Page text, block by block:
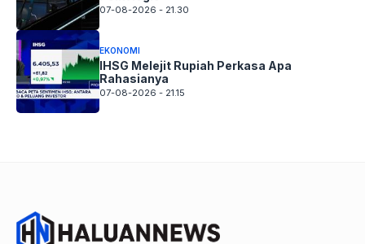
07-08-2026 - 21.30
EKONOMI
IHSG Melejit Rupiah Perkasa Apa
Rahasianya
07-08-2026 - 21.15